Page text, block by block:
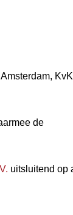
de
uitsluitend op